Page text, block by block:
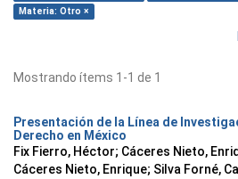
Materia: Otro ×
Mostrando ítems 1-1 de 1
Presentación de la Línea de
Derecho en México
Fix Fierro, Héctor; Cáceres Nieto,
Cáceres Nieto, Enrique; Silva Forné,